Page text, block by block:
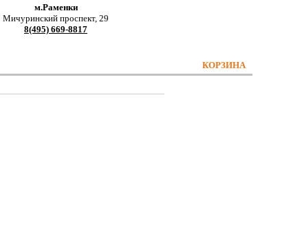
м.Раменки
Мичуринский проспект, 29
8(495) 669-8817
КОРЗИНА